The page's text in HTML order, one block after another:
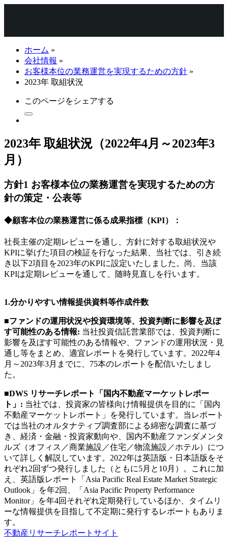
ホーム »
会社情報 »
お客様本位の業務運営を実現するための方針 »
2023年 取組状況
このページをシェアする
2023年 取組状況（2022年4月～2023年3
月）
方針1 お客様本位の業務運営を実現するための方
針の策定・公表等
◆顧客本位の業務運営に係る成果指標（KPI）：
社長主催の定期レビューを通し、方針に対する取組状況や
KPIに挙げた項目の検証を行なった結果、当社では、引き続
き以下2項目を2023年のKPIに設定いたしました。尚、当該
KPIは定期レビューを通して、随時見直しを行います。
1.分かりやすい情報提供資料等作成件数
■ファンドの運用状況や投資環境等、投資判断に影響を及ぼ
す可能性のある情報: 当社投資信託営業部では、投資判断に
影響を及ぼす可能性のある情報や、ファンドの運用状況・見
通し等をまとめ、適宜レポートを発行しています。2022年4
月～2023年3月までに、75本のレポートを配信いたしまし
た。
■DWS リサーチレポート「国内不動産マーケットレポー
ト」: 当社では、投資家の皆様向け情報提供を目的に「国内
不動産マーケットレポート」を発行しています。当レポート
では当社のオルタナティブ調査部による綿密な調査に基づ
き、経済・金融・投資家動向や、国内不動産ファンダメンタ
ルズ（オフィス／商業施設／住宅／物流施設／ホテル）につ
いて詳しく解説しています。2022年は英語版・日本語版をそ
れぞれ2回ずつ発行しました（ともに5月と10月）。これに加
え、英語版レポート「Asia Pacific Real Estate Market Strategic
Outlook」を年2回、「Asia Pacific Property Performance
Monitor」を年4回それぞれ定期発行しているほか、タイムリ
ーな情報提供を目指して不定期に発行するレポートもありま
す。
不動産リサーチレポートサイト